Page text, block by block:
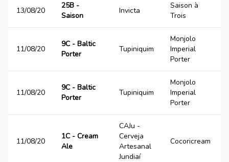
13/08/20
25B -
Saison
Invicta
Saison à
Trois
11/08/20
9C - Baltic
Porter
Tupiniquim
Monjolo
Imperial
Porter
11/08/20
9C - Baltic
Porter
Tupiniquim
Monjolo
Imperial
Porter
11/08/20
1C - Cream
Ale
CAJu -
Cerveja
Artesanal
Jundiaí
Cocoricream